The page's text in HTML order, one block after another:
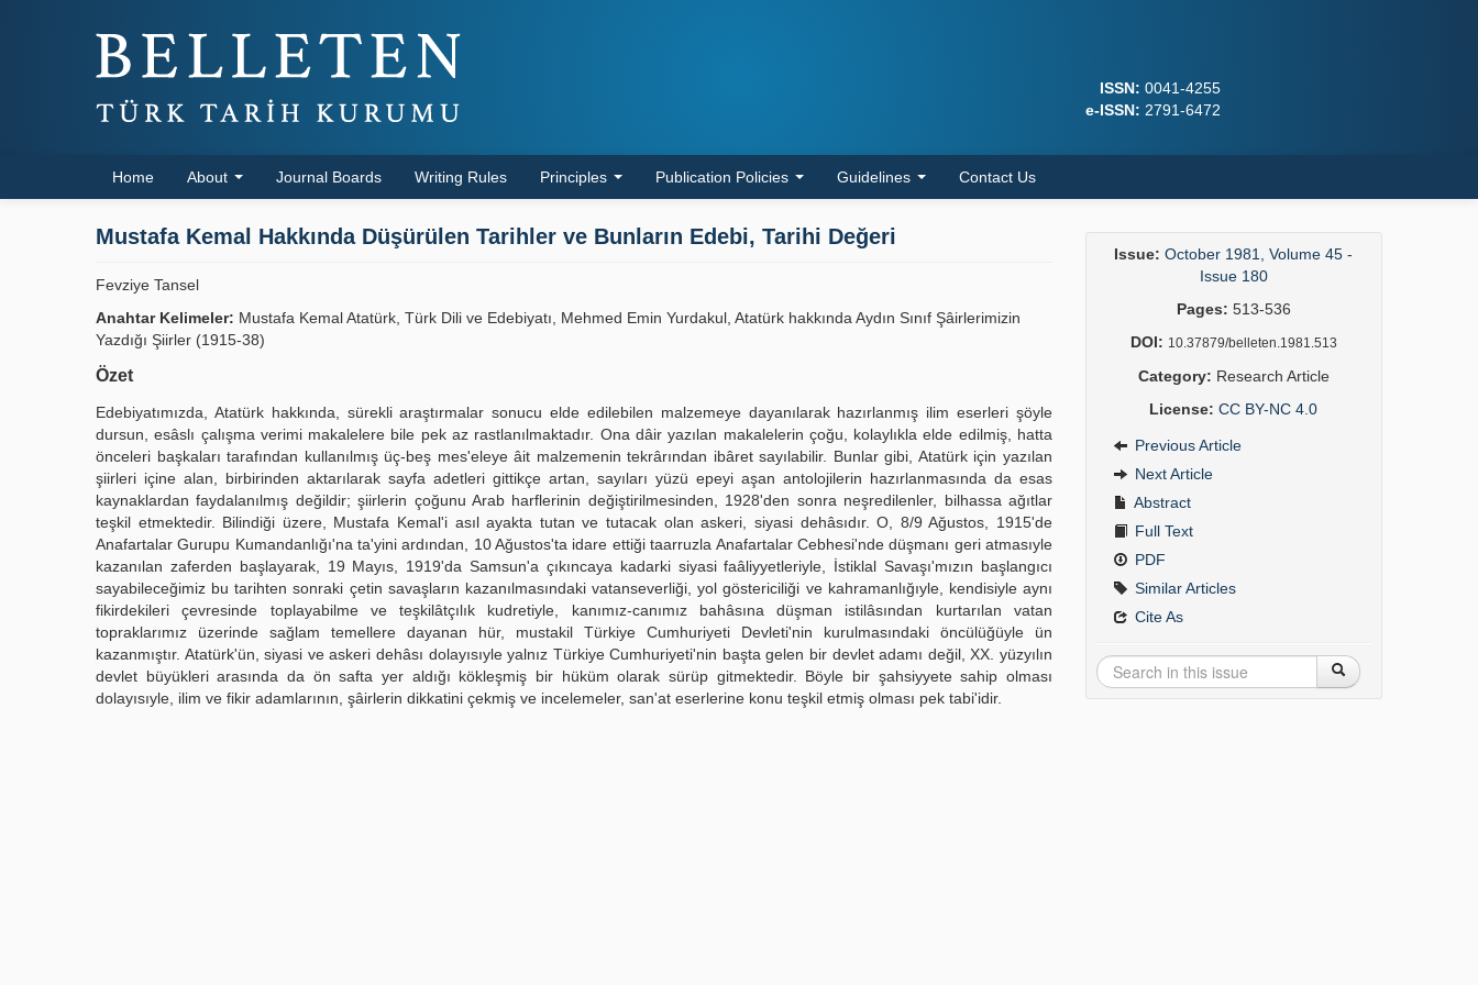
ISSN: 0041-4255
e-ISSN: 2791-6472
Home About Journal Boards Writing Rules Principles Publication Policies Guidelines Contact Us
Mustafa Kemal Hakkında Düşürülen Tarihler ve Bunların Edebi, Tarihi Değeri
Fevziye Tansel
Anahtar Kelimeler: Mustafa Kemal Atatürk, Türk Dili ve Edebiyatı, Mehmed Emin Yurdakul, Atatürk hakkında Aydın Sınıf Şâirlerimizin
Yazdığı Şiirler (1915-38)
Özet
Edebiyatımızda, Atatürk hakkında, sürekli araştırmalar sonucu elde edilebilen malzemeye dayanılarak hazırlanmış ilim eserleri şöyle
dursun, esâslı çalışma verimi makalelere bile pek az rastlanılmaktadır. Ona dâir yazılan makalelerin çoğu, kolaylıkla elde edilmiş, hatta
önceleri başkaları tarafından kullanılmış üç-beş mes'eleye âit malzemenin tekrârından ibâret sayılabilir. Bunlar gibi, Atatürk için yazılan
şiirleri içine alan, birbirinden aktarılarak sayfa adetleri gittikçe artan, sayıları yüzü epeyi aşan antolojilerin hazırlanmasında da esas
kaynaklardan faydalanılmış değildir; şiirlerin çoğunu Arab harflerinin değiştirilmesinden, 1928'den sonra neşredilenler, bilhassa ağıtlar
teşkil etmektedir. Bilindiği üzere, Mustafa Kemal'i asıl ayakta tutan ve tutacak olan askeri, siyasi dehâsıdır. O, 8/9 Ağustos, 1915'de
Anafartalar Gurupu Kumandanlığı'na ta'yini ardından, 10 Ağustos'ta idare ettiği taarruzla Anafartalar Cebhesi'nde düşmanı geri atmasıyle
kazanılan zaferden başlayarak, 19 Mayıs, 1919'da Samsun'a çıkıncaya kadarki siyasi faâliyyetleriyle, İstiklal Savaşı'mızın başlangıcı
sayabileceğimiz bu tarihten sonraki çetin savaşların kazanılmasındaki vatanseverliği, yol göstericiliği ve kahramanlığıyle, kendisiyle aynı
fikirdekileri çevresinde toplayabilme ve teşkilâtçılık kudretiyle, kanımız-canımız bahâsına düşman istilâsından kurtarılan vatan
topraklarımız üzerinde sağlam temellere dayanan hür, mustakil Türkiye Cumhuriyeti Devleti'nin kurulmasındaki öncülüğüyle ün
kazanmıştır. Atatürk'ün, siyasi ve askeri dehâsı dolayısıyle yalnız Türkiye Cumhuriyeti'nin başta gelen bir devlet adamı değil, XX. yüzyılın
devlet büyükleri arasında da ön safta yer aldığı kökleşmiş bir hüküm olarak sürüp gitmektedir. Böyle bir şahsiyyete sahip olması
dolayısıyle, ilim ve fikir adamlarının, şâirlerin dikkatini çekmiş ve incelemeler, san'at eserlerine konu teşkil etmiş olması pek tabi'idir.
Issue: October 1981, Volume 45 -
Issue 180
Pages: 513-536
DOI: 10.37879/belleten.1981.513
Category: Research Article
License: CC BY-NC 4.0
Previous Article
Next Article
Abstract
Full Text
PDF
Similar Articles
Cite As